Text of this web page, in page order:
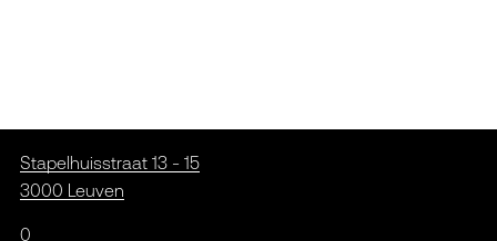
Stapelhuisstraat 13 - 15
3000 Leuven
0